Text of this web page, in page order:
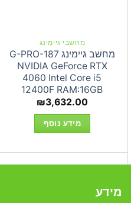
מחשבי גיימינג
מחשב גיימינג G-PRO-187
NVIDIA GeForce RTX
4060 Intel Core i5
12400F RAM:16GB
₪3,632.00
מידע נוסף
מידע